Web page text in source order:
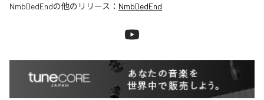
NmbDedEndの他のリリース： NmbDedEnd